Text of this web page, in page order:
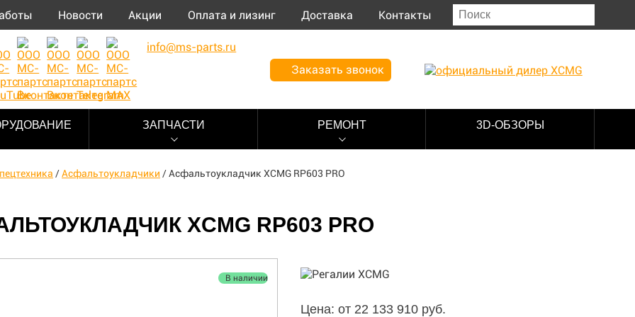
Новости Акции Оплата и лизинг Доставка Контакты
info@ms-parts.ru
Заказать звонок
ЗАПЧАСТИ РЕМОНТ 3D-ОБЗОРЫ
/Асфальтоукладчики /Асфальтоукладчик XCMG RP603 PRO
XCMG RP603 PRO
В наличии
Цена: от 22 133 910 руб.